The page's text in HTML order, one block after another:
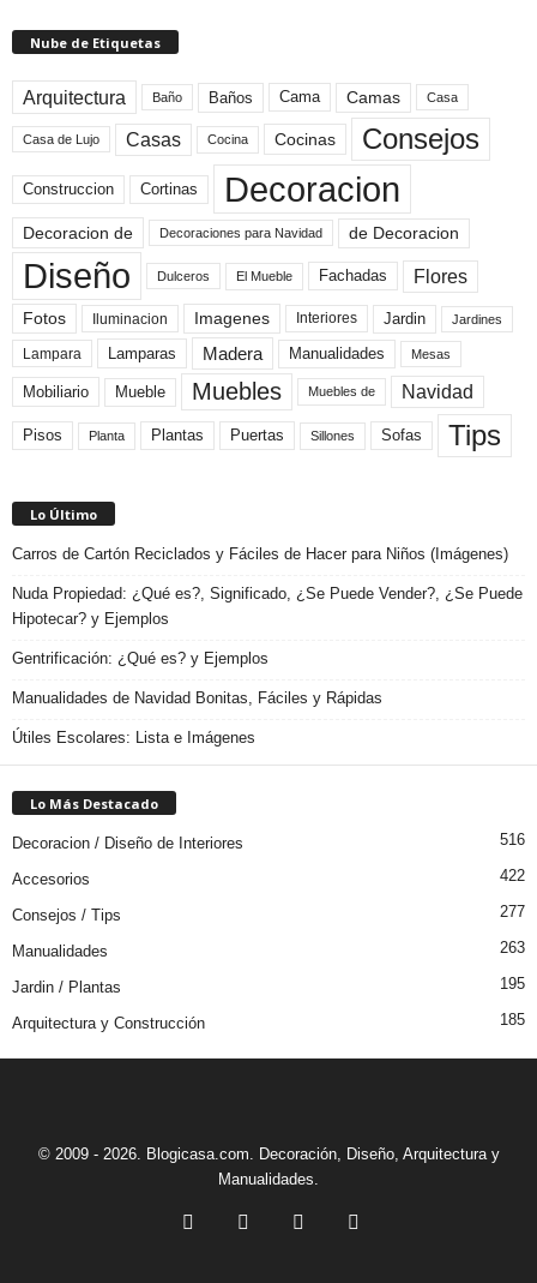
Nube de Etiquetas
Arquitectura Baño Baños Cama Camas Casa
Casa de Lujo Casas Cocina Cocinas Consejos
Construccion Cortinas Decoracion
Decoracion de Decoraciones para Navidad de Decoracion
Diseño Dulceros El Mueble Fachadas Flores
Fotos Iluminacion Imagenes Interiores Jardin Jardines
Lampara Lamparas Madera Manualidades Mesas
Mobiliario Mueble Muebles Muebles de Navidad
Pisos Planta Plantas Puertas Sillones Sofas Tips
Lo Último
Carros de Cartón Reciclados y Fáciles de Hacer para Niños (Imágenes)
Nuda Propiedad: ¿Qué es?, Significado, ¿Se Puede Vender?, ¿Se Puede
Hipotecar? y Ejemplos
Gentrificación: ¿Qué es? y Ejemplos
Manualidades de Navidad Bonitas, Fáciles y Rápidas
Útiles Escolares: Lista e Imágenes
Lo Más Destacado
Decoracion / Diseño de Interiores 516
Accesorios 422
Consejos / Tips 277
Manualidades 263
Jardin / Plantas 195
Arquitectura y Construcción 185
© 2009 - 2026. Blogicasa.com. Decoración, Diseño, Arquitectura y
Manualidades.